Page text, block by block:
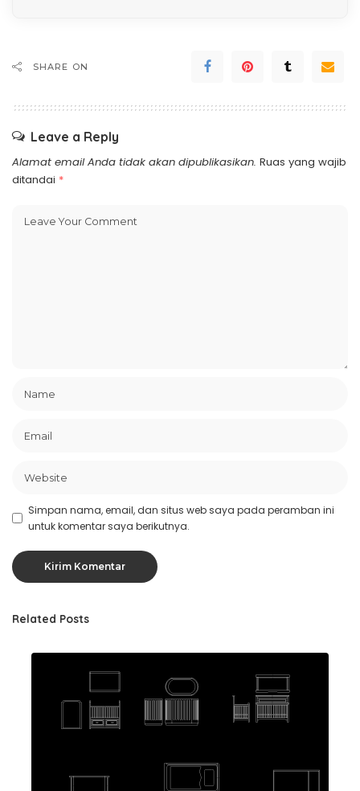
SHARE ON
Leave a Reply
Alamat email Anda tidak akan dipublikasikan. Ruas yang wajib
ditandai *
Simpan nama, email, dan situs web saya pada peramban ini
untuk komentar saya berikutnya.
Related Posts